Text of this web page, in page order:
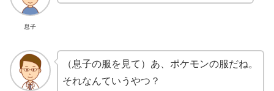
息子
（息子の服を見て）あ、ポケモンの服だね。
それなんていうやつ？